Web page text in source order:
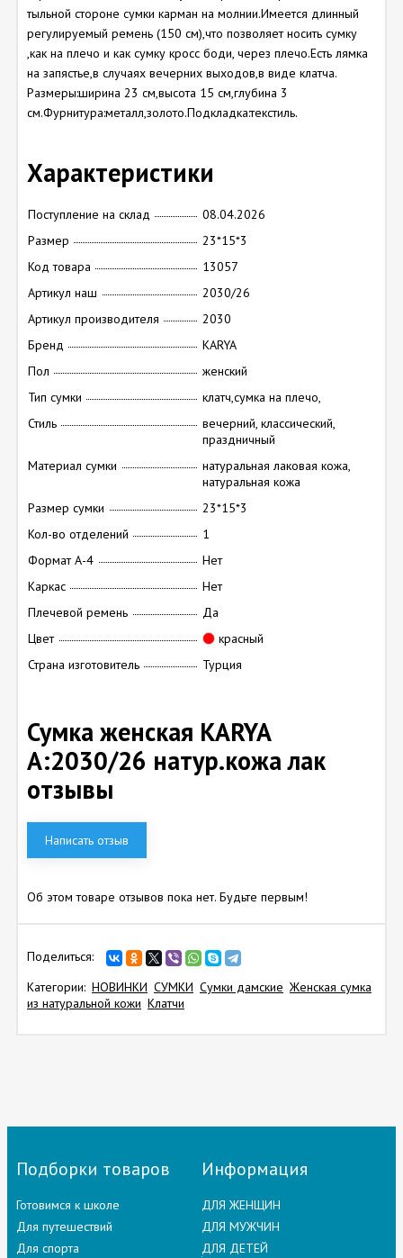
тыльной стороне сумки карман на молнии.Имеется длинный
регулируемый ремень (150 см),что позволяет носить сумку
,как на плечо и как сумку кросс боди, через плечо.Есть лямка
на запястье,в случаях вечерних выходов,в виде клатча.
Размеры:ширина 23 см,высота 15 см,глубина 3
см.Фурнитура:металл,золото.Подкладка:текстиль.
Характеристики
Поступление на склад
08.04.2026
Размер
23*15*3
Код товара
13057
Артикул наш
2030/26
Артикул производителя
2030
Бренд
KARYA
Пол
женский
Тип сумки
клатч,сумка на плечо,
Стиль
вечерний, классический,
праздничный
Материал сумки
натуральная лаковая кожа,
натуральная кожа
Размер сумки
23*15*3
Кол-во отделений
1
Формат А-4
Нет
Каркас
Нет
Плечевой ремень
Да
Цвет
красный
Страна изготовитель
Турция
Сумка женская KARYA
А:2030/26 натур.кожа лак
отзывы
Написать отзыв
Об этом товаре отзывов пока нет. Будьте первым!
Поделиться:
Категории: НОВИНКИ СУМКИ Сумки дамские Женская сумка
из натуральной кожи Клатчи
Подборки товаров
Готовимся к школе
Для путешествий
Для спорта
Информация
ДЛЯ ЖЕНЩИН
ДЛЯ МУЖЧИН
ДЛЯ ДЕТЕЙ